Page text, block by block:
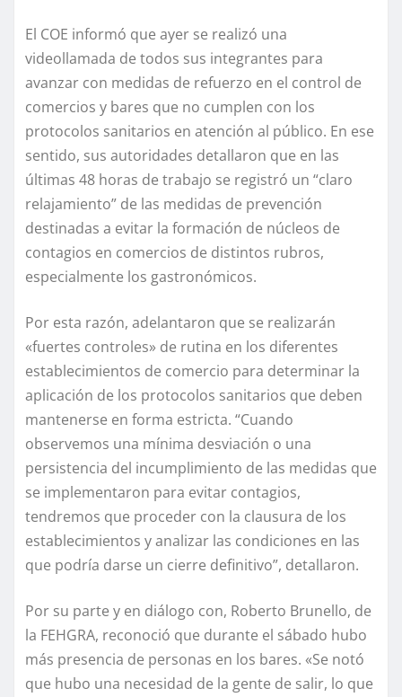
El COE informó que ayer se realizó una
videollamada de todos sus integrantes para
avanzar con medidas de refuerzo en el control de
comercios y bares que no cumplen con los
protocolos sanitarios en atención al público. En ese
sentido, sus autoridades detallaron que en las
últimas 48 horas de trabajo se registró un “claro
relajamiento” de las medidas de prevención
destinadas a evitar la formación de núcleos de
contagios en comercios de distintos rubros,
especialmente los gastronómicos.
Por esta razón, adelantaron que se realizarán
«fuertes controles» de rutina en los diferentes
establecimientos de comercio para determinar la
aplicación de los protocolos sanitarios que deben
mantenerse en forma estricta. “Cuando
observemos una mínima desviación o una
persistencia del incumplimiento de las medidas que
se implementaron para evitar contagios,
tendremos que proceder con la clausura de los
establecimientos y analizar las condiciones en las
que podría darse un cierre definitivo”, detallaron.
Por su parte y en diálogo con, Roberto Brunello, de
la FEHGRA, reconoció que durante el sábado hubo
más presencia de personas en los bares. «Se notó
que hubo una necesidad de la gente de salir, lo que